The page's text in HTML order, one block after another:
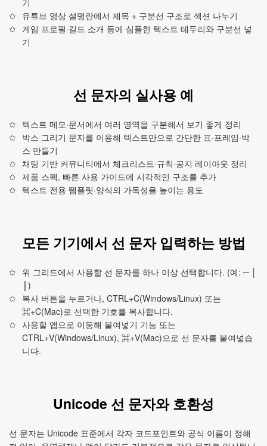
기
유튜브 영상 설명란에서 제목 + 구분선 구조로 섹션 나누기
게임 프로필·길드 소개 등에 심플한 텍스트 테두리와 구분선 넣
기
선 문자의 실사용 예
텍스트 메모·문서에서 여러 영역을 구분해서 보기 좋게 정리
박스 그리기 문자를 이용해 텍스트만으로 간단한 표·프레임·박
스 만들기
채팅 기반 커뮤니티에서 체크리스트·규칙·공지 레이아웃 정리
제품 스펙, 빠른 사용 가이드에 시각적인 구조를 추가
텍스트 전용 템플릿·양식의 가독성을 높이는 용도
모든 기기에서 선 문자 입력하는 방법
위 그리드에서 사용할 선 문자를 하나 이상 선택합니다. (예: ─ │
║)
복사 버튼을 누르거나, CTRL+C(Windows/Linux) 또는
⌘+C(Mac)로 선택한 기호를 복사합니다.
사용할 앱으로 이동해 붙여넣기 기능 또는
CTRL+V(Windows/Linux), ⌘+V(Mac)으로 선 문자를 붙여넣습
니다.
Unicode 선 문자와 호환성
선 문자는 Unicode 표준에서 각자 코드포인트와 공식 이름이 정해